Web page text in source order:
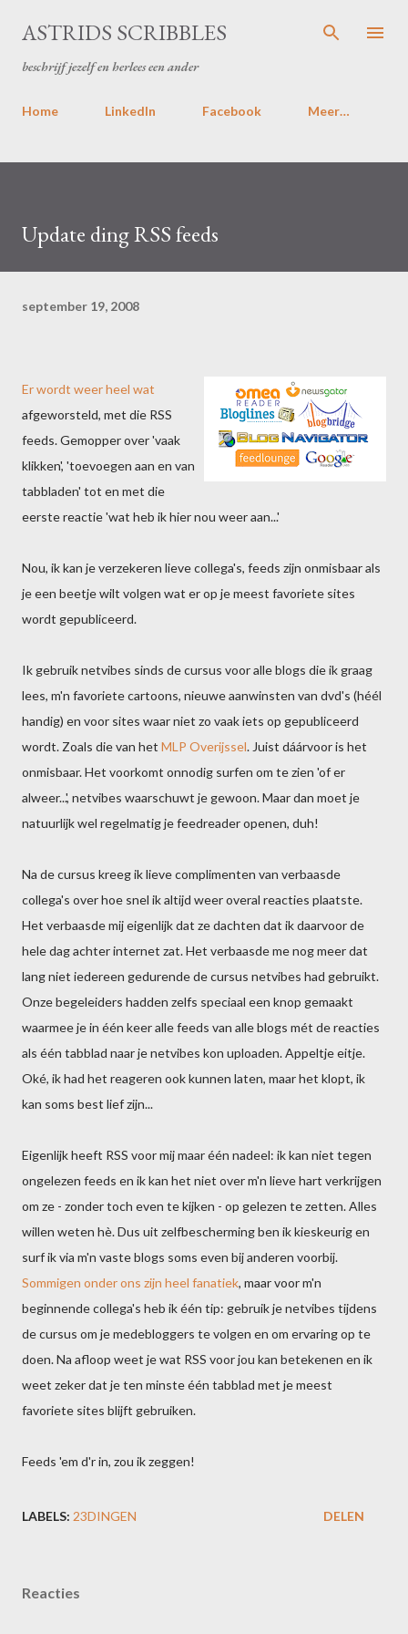
Doorgaan naar hoofdcontent
ASTRIDS SCRIBBLES
beschrijf jezelf en herlees een ander
Home LinkedIn Facebook Meer…
Update ding RSS feeds
september 19, 2008
Er wordt weer heel wat
afgeworsteld, met die RSS
feeds. Gemopper over 'vaak
klikken', 'toevoegen aan en van
tabbladen' tot en met die
eerste reactie 'wat heb ik hier nou weer aan...'
Nou, ik kan je verzekeren lieve collega's, feeds zijn onmisbaar als
je een beetje wilt volgen wat er op je meest favoriete sites
wordt gepubliceerd.
Ik gebruik netvibes sinds de cursus voor alle blogs die ik graag
lees, m'n favoriete cartoons, nieuwe aanwinsten van dvd's (héél
handig) en voor sites waar niet zo vaak iets op gepubliceerd
wordt. Zoals die van het MLP Overijssel. Juist dáárvoor is het
onmisbaar. Het voorkomt onnodig surfen om te zien 'of er
alweer...', netvibes waarschuwt je gewoon. Maar dan moet je
natuurlijk wel regelmatig je feedreader openen, duh!
Na de cursus kreeg ik lieve complimenten van verbaasde
collega's over hoe snel ik altijd weer overal reacties plaatste.
Het verbaasde mij eigenlijk dat ze dachten dat ik daarvoor de
hele dag achter internet zat. Het verbaasde me nog meer dat
lang niet iedereen gedurende de cursus netvibes had gebruikt.
Onze begeleiders hadden zelfs speciaal een knop gemaakt
waarmee je in één keer alle feeds van alle blogs mét de reacties
als één tabblad naar je netvibes kon uploaden. Appeltje eitje.
Oké, ik had het reageren ook kunnen laten, maar het klopt, ik
kan soms best lief zijn...
Eigenlijk heeft RSS voor mij maar één nadeel: ik kan niet tegen
ongelezen feeds en ik kan het niet over m'n lieve hart verkrijgen
om ze - zonder toch even te kijken - op gelezen te zetten. Alles
willen weten hè. Dus uit zelfbescherming ben ik kieskeurig en
surf ik via m'n vaste blogs soms even bij anderen voorbij.
Sommigen onder ons zijn heel fanatiek, maar voor m'n
beginnende collega's heb ik één tip: gebruik je netvibes tijdens
de cursus om je medebloggers te volgen en om ervaring op te
doen. Na afloop weet je wat RSS voor jou kan betekenen en ik
weet zeker dat je ten minste één tabblad met je meest
favoriete sites blijft gebruiken.
Feeds 'em d'r in, zou ik zeggen!
LABELS: 23DINGEN DELEN
Reacties